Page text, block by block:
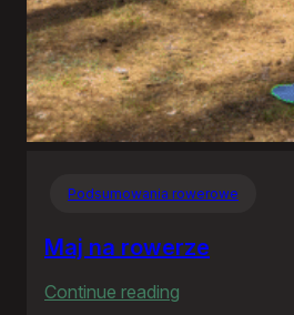
Podsumowania rowerowe
Maj na rowerze
Continue reading